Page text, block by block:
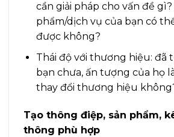
cần giải pháp cho vấn đề gì?
phẩm/dịch vụ của bạn có
được không?
Thái độ với thương hiệu: đã
bạn chưa, ấn tượng của họ
thay đổi thương hiệu
Tạo thông điệp, sản phẩm,
thông phù hợp